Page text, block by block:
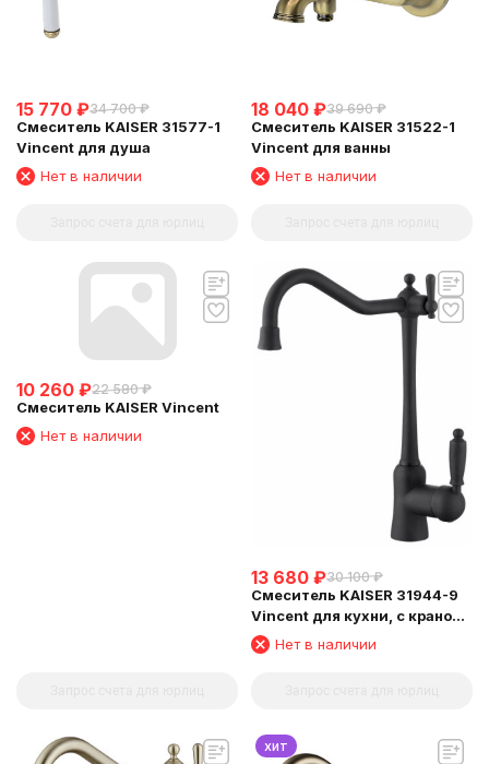
15 770 ₽34 700 ₽
Смеситель KAISER 31577-1
Vincent для душа
Нет в наличии
18 040 ₽39 690 ₽
Смеситель KAISER 31522-1
Vincent для ванны
Нет в наличии
10 260 ₽22 580 ₽
Смеситель KAISER Vincent
Нет в наличии
13 680 ₽30 100 ₽
Смеситель KAISER 31944-9
Vincent для кухни, с краном
для питьевой воды, черный
матовый
Нет в наличии
хит